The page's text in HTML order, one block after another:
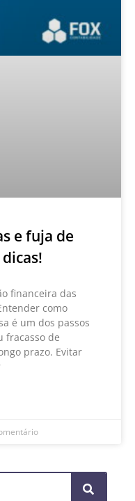
e fuja de
financeira das
como
é um dos passos
fracasso de
prazo. Evitar